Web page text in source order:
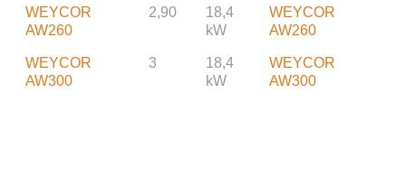
WEYCOR
AW260
2,90
18,4
kW
WEYCOR
AW260
WEYCOR
AW300
3
18,4
kW
WEYCOR
AW300